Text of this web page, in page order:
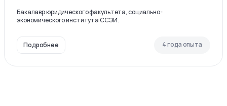
Бакалавр юридического факультета, социально-
экономического института ССЭИ.
Подробнее 4 года опыта